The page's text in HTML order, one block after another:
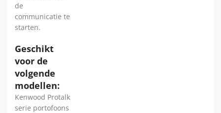
de
communicatie te
starten.
Geschikt
voor de
volgende
modellen:
Kenwood Protalk
serie portofoons